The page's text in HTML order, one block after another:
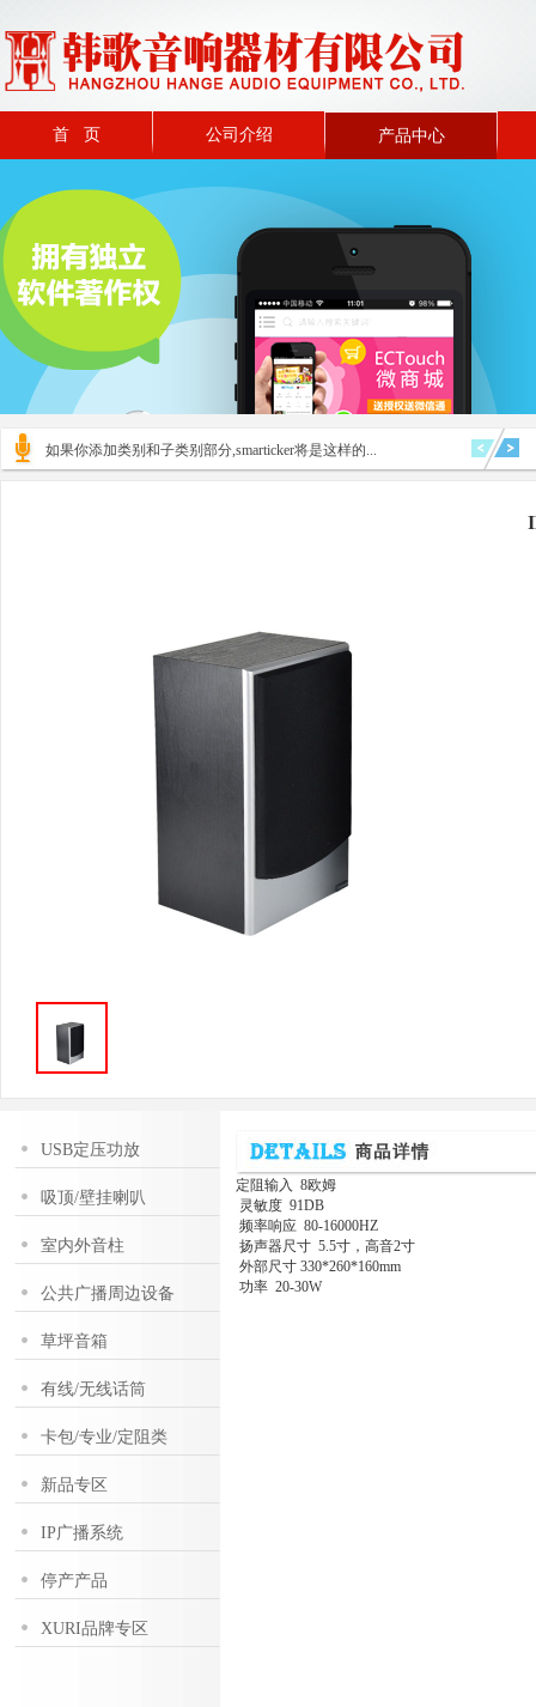
首 页 公司介绍 产品中心
如果你添加类别和子类别部分,smarticker将是这样的...
USB定压功放
吸顶/壁挂喇叭
室内外音柱
公共广播周边设备
草坪音箱
有线/无线话筒
卡包/专业/定阻类
新品专区
IP广播系统
停产产品
XURI品牌专区
定阻输入 8欧姆
灵敏度 91DB
频率响应 80-16000HZ
扬声器尺寸 5.5寸，高音2寸
外部尺寸 330*260*160mm
功率 20-30W